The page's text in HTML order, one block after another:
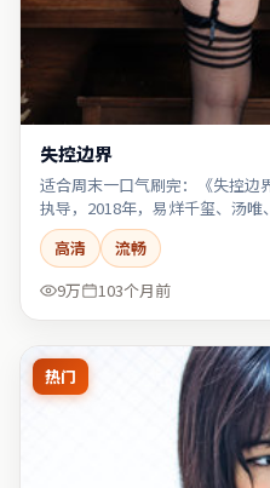
失控边界
适合周末一口气刷完：《失控边
执导，2018年，易烊千玺、汤唯
高清
流畅
9万
103个月前
热门